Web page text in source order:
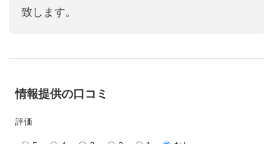
致します。
情報提供の口コミ
評価